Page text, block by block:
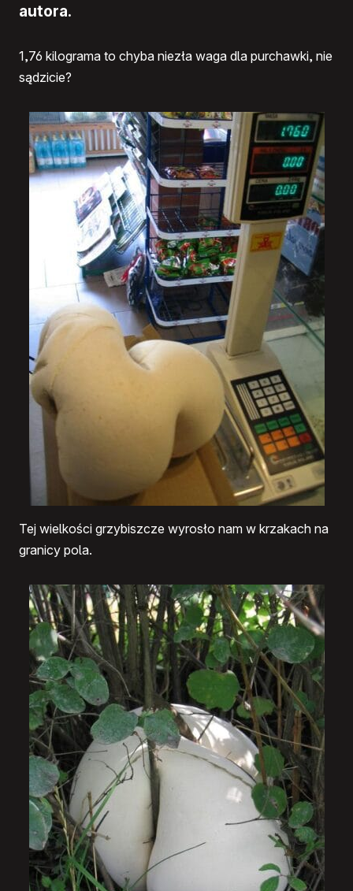
autora.
1,76 kilograma to chyba niezła waga dla purchawki, nie
sądzicie?
Tej wielkości grzybiszcze wyrosło nam w krzakach na
granicy pola.